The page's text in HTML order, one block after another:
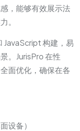
，能够有效展示法
。
JavaScript 构建，易
。JurisPro 在性
面优化，确保在各
设备）